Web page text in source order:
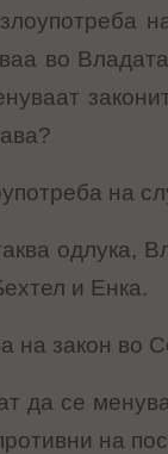
во
на
одлука,
и Енка.
на закон во
да се
на